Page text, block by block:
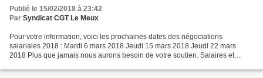
Publié le 15/02/2018 à 23:42
Par Syndicat CGT Le Meux
Pour votre information, voici les prochaines dates des négociations
salariales 2018 : Mardi 6 mars 2018 Jeudi 15 mars 2018 Jeudi 22 mars
2018 Plus que jamais nous aurons besoin de votre soutien. Salaires et